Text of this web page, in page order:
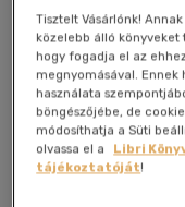
Tisztelt Vásárlónk!
közelebb álló
hogy fogadja el az
megnyomásával.
használata
böngészőjébe, de
módosíthatja a Süti
olvassa el a
Libri
tájékoztatóját!